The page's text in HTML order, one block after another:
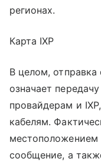
регионах.
Карта IXP
В целом, отправка
означает
провайдерам и
кабелям.
местоположением
сообщение, а